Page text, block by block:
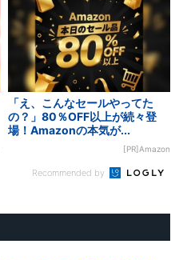
「え、こんなセールやってた
の？」80％OFF以上が続々登
場！Amazonの本気が...
[PR]Amazon
Recommended by